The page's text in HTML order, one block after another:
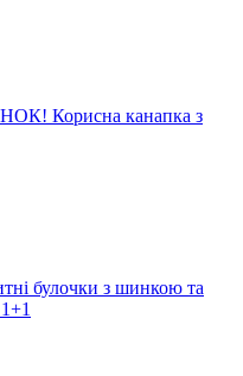
Корисна канапка з
булочки з шинкою та